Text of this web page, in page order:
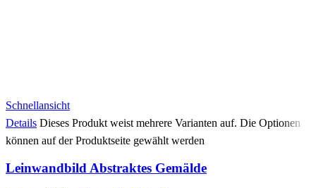
Schnellansicht
Details Dieses Produkt weist mehrere Varianten auf. Die Optionen
können auf der Produktseite gewählt werden
Leinwandbild Abstraktes Gemälde